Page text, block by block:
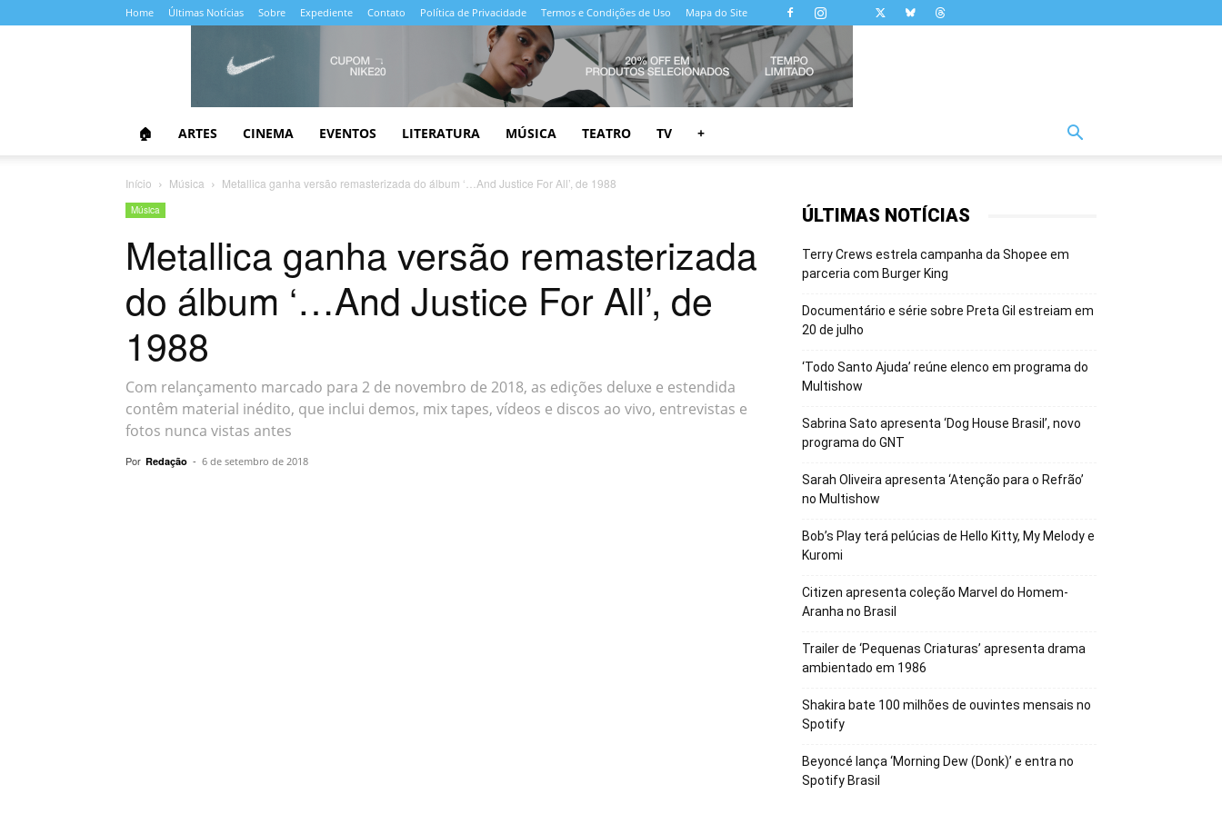
Home Últimas Notícias Sobre Expediente Contato Política de Privacidade Termos e Condições de Uso Mapa do Site
🏠 ARTES CINEMA EVENTOS LITERATURA MÚSICA TEATRO TV +
Início Música Metallica ganha versão remasterizada do álbum ‘…And Justice For All’, de 1988
Música
Metallica ganha versão remasterizada
do álbum ‘…And Justice For All’, de
1988
Com relançamento marcado para 2 de novembro de 2018, as edições deluxe e estendida
contêm material inédito, que inclui demos, mix tapes, vídeos e discos ao vivo, entrevistas e
fotos nunca vistas antes
Por Redação - 6 de setembro de 2018
ÚLTIMAS NOTÍCIAS
Terry Crews estrela campanha da Shopee em
parceria com Burger King
Documentário e série sobre Preta Gil estreiam em
20 de julho
‘Todo Santo Ajuda’ reúne elenco em programa do
Multishow
Sabrina Sato apresenta ‘Dog House Brasil’, novo
programa do GNT
Sarah Oliveira apresenta ‘Atenção para o Refrão’
no Multishow
Bob’s Play terá pelúcias de Hello Kitty, My Melody e
Kuromi
Citizen apresenta coleção Marvel do Homem-
Aranha no Brasil
Trailer de ‘Pequenas Criaturas’ apresenta drama
ambientado em 1986
Shakira bate 100 milhões de ouvintes mensais no
Spotify
Beyoncé lança ‘Morning Dew (Donk)’ e entra no
Spotify Brasil